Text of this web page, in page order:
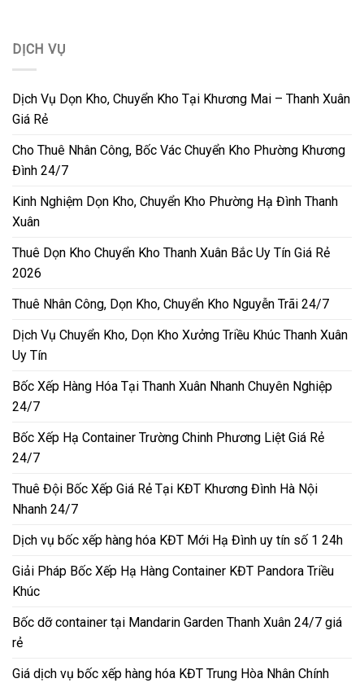
DỊCH VỤ
Dịch Vụ Dọn Kho, Chuyển Kho Tại Khương Mai – Thanh Xuân
Giá Rẻ
Cho Thuê Nhân Công, Bốc Vác Chuyển Kho Phường Khương
Đình 24/7
Kinh Nghiệm Dọn Kho, Chuyển Kho Phường Hạ Đình Thanh
Xuân
Thuê Dọn Kho Chuyển Kho Thanh Xuân Bắc Uy Tín Giá Rẻ
2026
Thuê Nhân Công, Dọn Kho, Chuyển Kho Nguyễn Trãi 24/7
Dịch Vụ Chuyển Kho, Dọn Kho Xưởng Triều Khúc Thanh Xuân
Uy Tín
Bốc Xếp Hàng Hóa Tại Thanh Xuân Nhanh Chuyên Nghiệp
24/7
Bốc Xếp Hạ Container Trường Chinh Phương Liệt Giá Rẻ
24/7
Thuê Đội Bốc Xếp Giá Rẻ Tại KĐT Khương Đình Hà Nội
Nhanh 24/7
Dịch vụ bốc xếp hàng hóa KĐT Mới Hạ Đình uy tín số 1 24h
Giải Pháp Bốc Xếp Hạ Hàng Container KĐT Pandora Triều
Khúc
Bốc dỡ container tại Mandarin Garden Thanh Xuân 24/7 giá
rẻ
Giá dịch vụ bốc xếp hàng hóa KĐT Trung Hòa Nhân Chính